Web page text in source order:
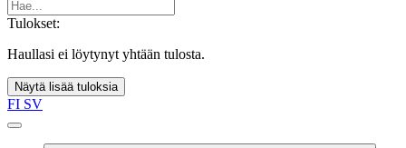
Tulokset:
Haullasi ei löytynyt yhtään tulosta.
Näytä lisää tuloksia
FI SV